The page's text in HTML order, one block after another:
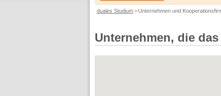
duales Studium> Unternehmen und
Unternehmen, die